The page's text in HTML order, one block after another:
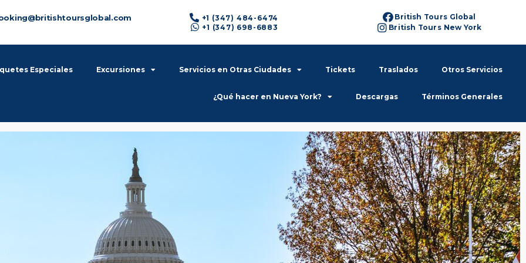
+1 (347) 484-6474
+1 (347) 698-6883
British Tours Global
British Tours New York
Especiales Excursiones Servicios en Otras Ciudades Tickets Traslados Otros Servicios
¿Qué hacer en Nueva York? Descargas Términos Generales